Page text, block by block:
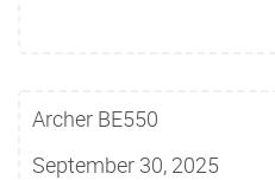
Archer BE550
September 30, 2025